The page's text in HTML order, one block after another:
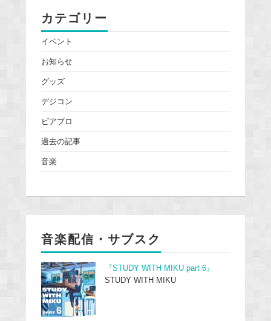
カテゴリー
イベント
お知らせ
グッズ
デジコン
ピアプロ
過去の記事
音楽
音楽配信・サブスク
『STUDY WITH MIKU part 6』
STUDY WITH MIKU